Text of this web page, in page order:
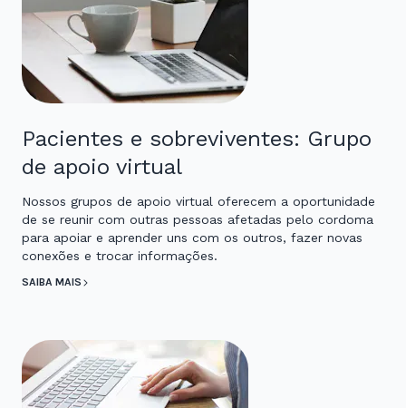
Pacientes e sobreviventes: Grupo
de apoio virtual
Nossos grupos de apoio virtual oferecem a oportunidade
de se reunir com outras pessoas afetadas pelo cordoma
para apoiar e aprender uns com os outros, fazer novas
conexões e trocar informações.
SAIBA MAIS